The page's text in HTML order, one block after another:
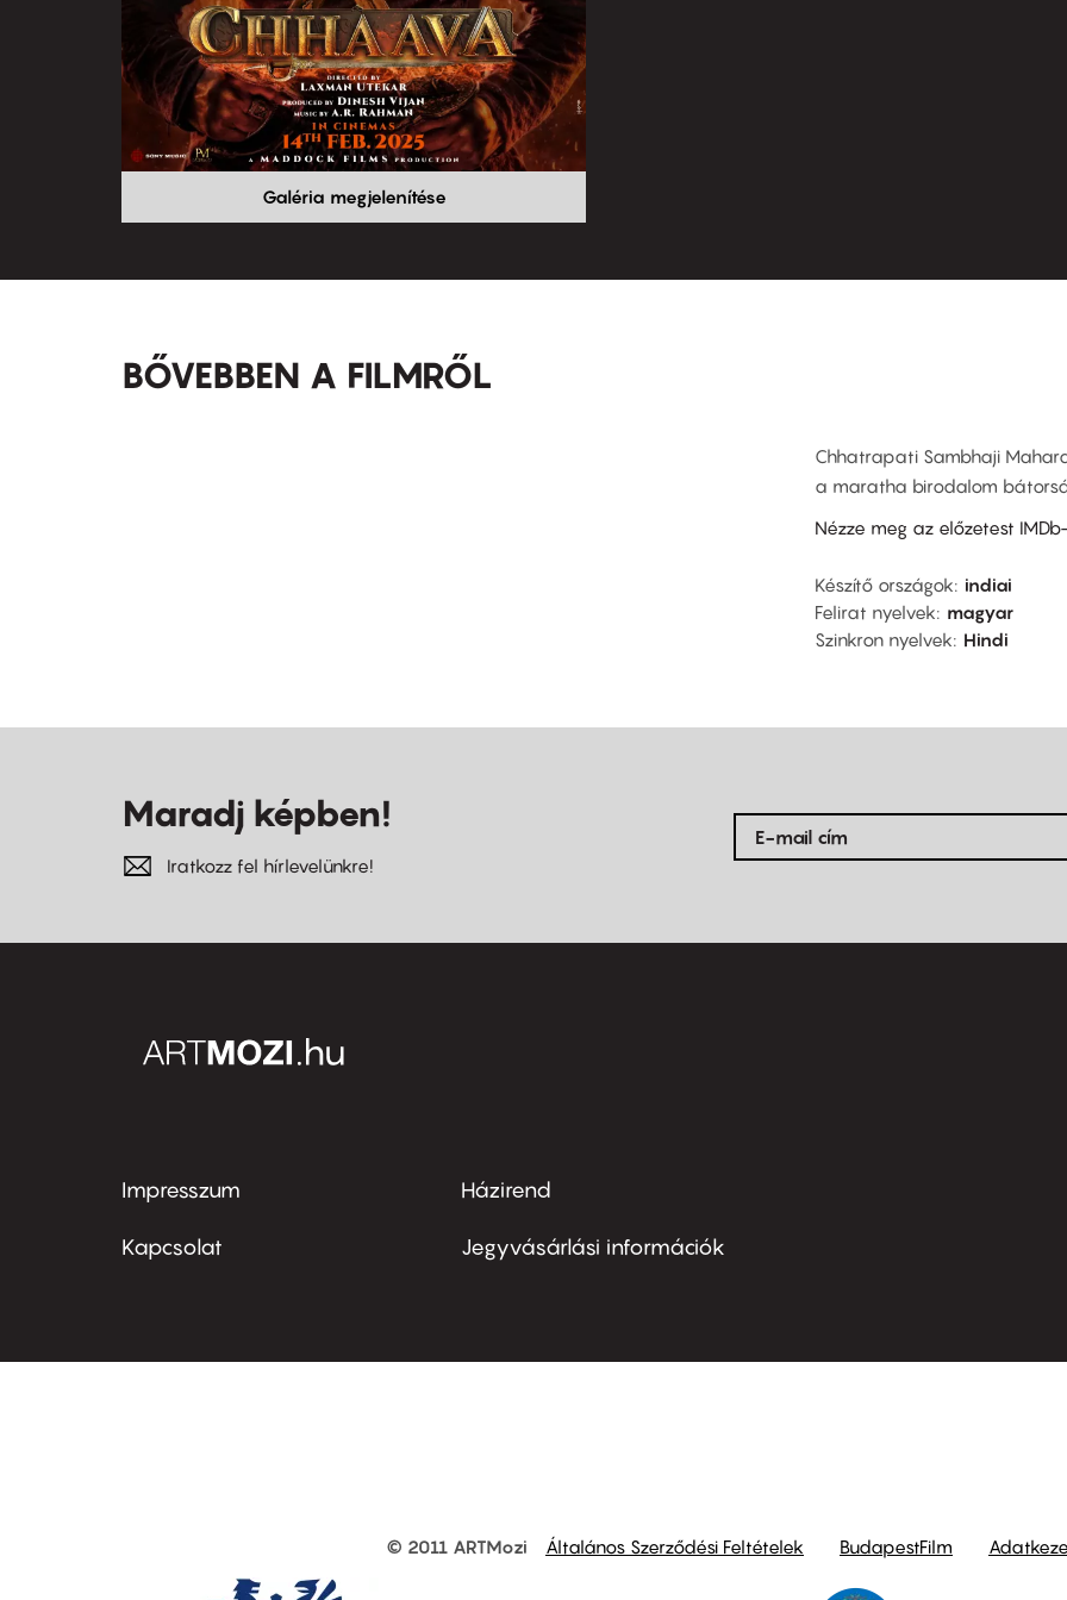
Galéria megjelenítése
BŐVEBBEN A FILMRŐL
Chhatrapati Sambhaji
a maratha birodalom
Nézze meg az előzetest
Készítő országok
indiai
Felirat nyelvek
magyar
Szinkron nyelvek
Hindi
Maradj képben!
Iratkozz fel hírlevelünkre!
Footer
menu
Impresszum
Kapcsolat
Footer
menu
Házirend
Jegyvásárlási információk
© 2011 ARTMozi Általános Szerződési Feltételek BudapestFilm